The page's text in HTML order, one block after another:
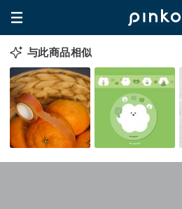
与此商品相似